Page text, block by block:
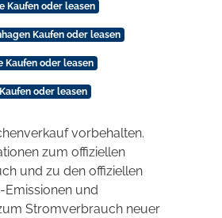
Kaufen oder leasen
Kaufen oder leasen
Kaufen oder leasen
oder leasen
vorbehalten.
zum offiziellen
und zu den offiziellen
-Emissionen und
Stromverbrauch neuer